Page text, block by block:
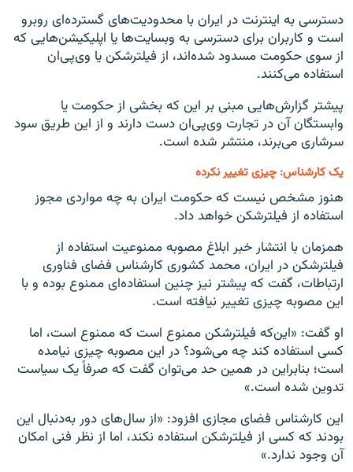
دسترسی به اینترنت در ایران با محدودیت‌های گسترده‌ای روبرو
است و کاربران برای دسترسی به وبسایت‌ها یا اپلیکیشن‌هایی که
از سوی حکومت مسدود شده‌اند، از فیلترشکن یا وی‌پی‌ان
استفاده می‌کنند.
پیشتر گزارش‌هایی مبنی بر این که بخشی از حکومت یا
وابستگان آن در تجارت وی‌پی‌ان دست دارند و از این طریق سود
سرشاری می‌برند، منتشر شده است.
یک کارشناس: چیزی تغییر نکرده
هنوز مشخص نیست که حکومت ایران به چه مواردی مجوز
استفاده از فیلترشکن خواهد داد.
همزمان با انتشار خبر ابلاغ مصوبه ممنوعیت استفاده از
فیلترشکن در ایران، محمد کشوری کارشناس فضای فناوری
ارتباطات، گفت که پیشتر نیز چنین استفاده‌ای ممنوع بوده و با
این مصوبه چیزی تغییر نیافته است.
او گفت: «این‌که فیلترشکن ممنوع است که ممنوع است، اما
کسی استفاده کند چه می‌شود؟ در این مصوبه چیزی نیامده
است؛ بنابراین در همین حد می‌توان گفت که صرفاً یک سیاست
تدوین شده است.»
این کارشناس فضای مجازی افزود: «از سال‌های دور به‌دنبال این
بودند که کسی از فیلترشکن استفاده نکند، اما از نظر فنی امکان
آن وجود ندارد.»